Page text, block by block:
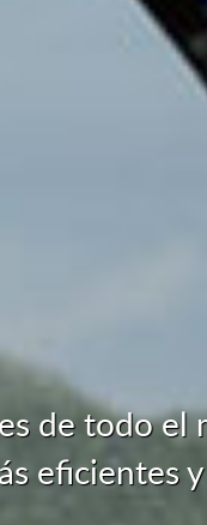
de todo el
eficientes